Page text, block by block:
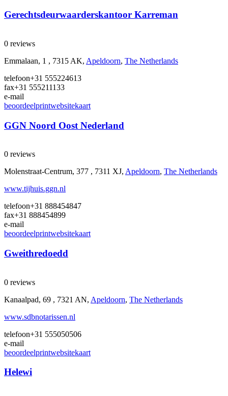
Gerechtsdeurwaarderskantoor Karreman
0 reviews
Emmalaan, 1 , 7315 AK, Apeldoorn, The Netherlands
telefoon+31 555224613
fax+31 555211133
e-mail
beoordeelprintwebsitekaart
GGN Noord Oost Nederland
0 reviews
Molenstraat-Centrum, 377 , 7311 XJ, Apeldoorn, The Netherlands
www.tijhuis.ggn.nl
telefoon+31 888454847
fax+31 888454899
e-mail
beoordeelprintwebsitekaart
Gweithredoedd
0 reviews
Kanaalpad, 69 , 7321 AN, Apeldoorn, The Netherlands
www.sdbnotarissen.nl
telefoon+31 555050506
e-mail
beoordeelprintwebsitekaart
Helewi